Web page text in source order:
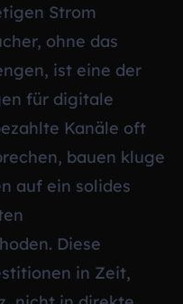
Strom
ohne das
ist eine der
für digitale
Kanäle oft
bauen kluge
auf ein solides
Diese
in Zeit,